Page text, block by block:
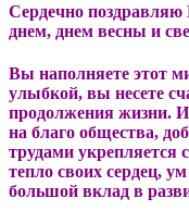
Сердечно
днем, днем весны и
Вы наполняете этот
улыбкой, вы несете
продолжения жизни. И
на благо общества,
трудами укрепляется
тепло своих сердец,
большой вклад в